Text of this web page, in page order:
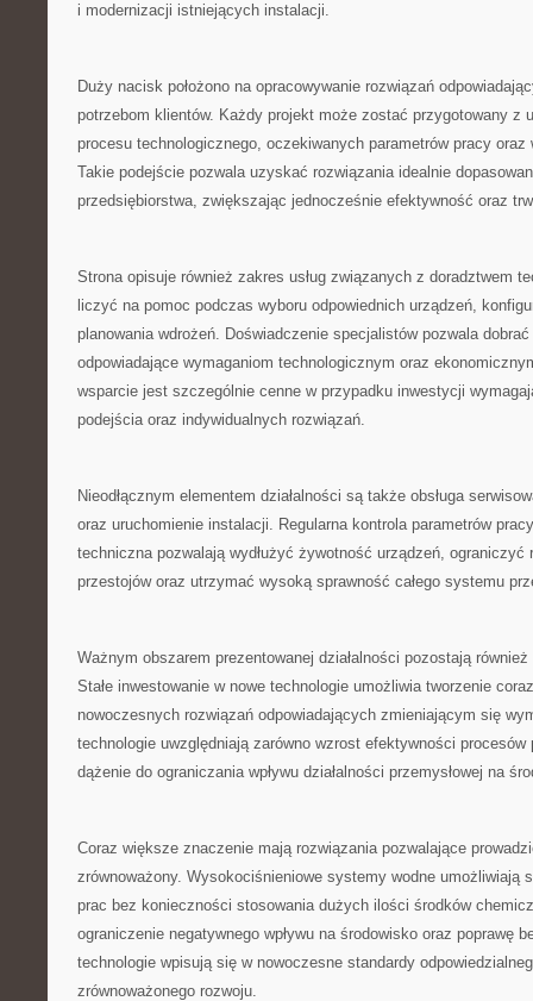
i modernizacji istniejących instalacji.
Duży nacisk położono na opracowywanie rozwiązań
potrzebom klientów. Każdy projekt może zostać przygotowany z
procesu technologicznego, oczekiwanych parametrów pracy
Takie podejście pozwala uzyskać rozwiązania idealnie
przedsiębiorstwa, zwiększając jednocześnie efektywność oraz
Strona opisuje również zakres usług związanych z doradztwem
liczyć na pomoc podczas wyboru odpowiednich urządzeń,
planowania wdrożeń. Doświadczenie specjalistów pozwala
odpowiadające wymaganiom technologicznym oraz
wsparcie jest szczególnie cenne w przypadku inwestycji
podejścia oraz indywidualnych rozwiązań.
Nieodłącznym elementem działalności są także obsługa
oraz uruchomienie instalacji. Regularna kontrola parametrów
techniczna pozwalają wydłużyć żywotność urządzeń, ograniczyć
przestojów oraz utrzymać wysoką sprawność całego systemu
Ważnym obszarem prezentowanej działalności pozostają
Stałe inwestowanie w nowe technologie umożliwia tworzenie
nowoczesnych rozwiązań odpowiadających zmieniającym się
technologie uwzględniają zarówno wzrost efektywności procesów
dążenie do ograniczania wpływu działalności przemysłowej na
Coraz większe znaczenie mają rozwiązania pozwalające
zrównoważony. Wysokociśnieniowe systemy wodne umożliwiają
prac bez konieczności stosowania dużych ilości środków
ograniczenie negatywnego wpływu na środowisko oraz poprawę
technologie wpisują się w nowoczesne standardy
zrównoważonego rozwoju.